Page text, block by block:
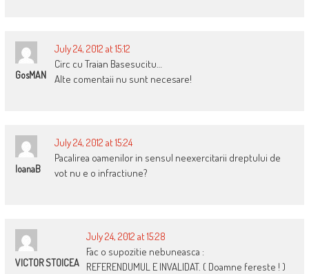
GosMAN
July 24, 2012 at 15:12
Circ cu Traian Basesucitu…
Alte comentaii nu sunt necesare!
IoanaB
July 24, 2012 at 15:24
Pacalirea oamenilor in sensul neexercitarii dreptului de
vot nu e o infractiune?
VICTOR STOICEA
July 24, 2012 at 15:28
Fac o supozitie nebuneasca :
REFERENDUMUL E INVALIDAT. ( Doamne fereste ! )